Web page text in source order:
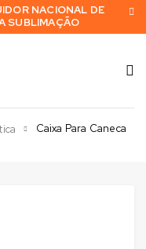
NACIONAL DE
SUBLIMAÇÃO
Caixa Para Caneca